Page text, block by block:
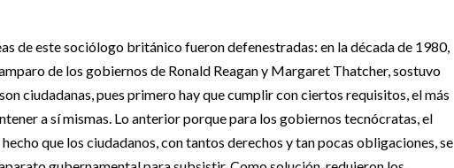
de este sociólogo británico fueron defenestradas: en la década de 1980,
de los gobiernos de Ronald Reagan y Margaret Thatcher, sostuvo
ciudadanas, pues primero hay que cumplir con ciertos requisitos, el más
a sí mismas. Lo anterior porque para los gobiernos tecnócratas, el
que los ciudadanos, con tantos derechos y tan pocas obligaciones, se